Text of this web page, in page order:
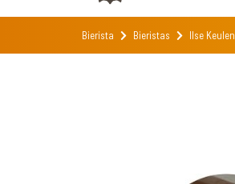
Bierista Bieristas Ilse Keulen